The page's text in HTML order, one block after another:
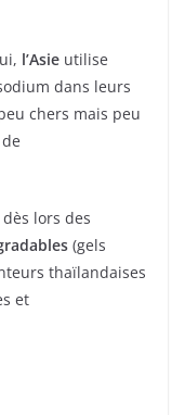
l’Asie utilise
dans leurs
chers mais peu
lors des
(gels
thaïlandaises
et